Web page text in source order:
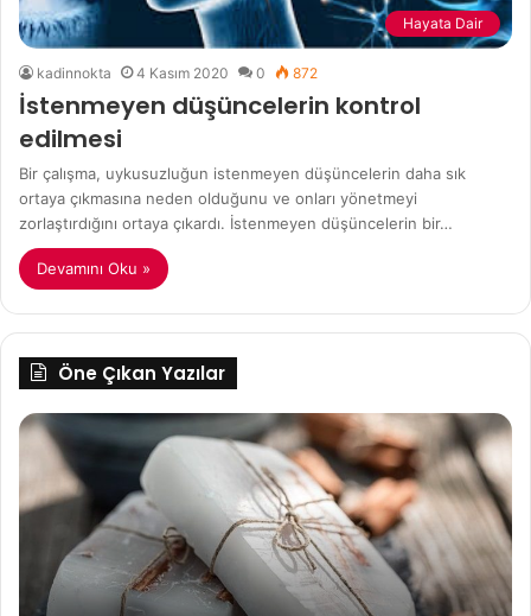
Hayata Dair
kadinnokta 4 Kasım 2020 0 872
İstenmeyen düşüncelerin kontrol
edilmesi
Bir çalışma, uykusuzluğun istenmeyen düşüncelerin daha sık
ortaya çıkmasına neden olduğunu ve onları yönetmeyi
zorlaştırdığını ortaya çıkardı. İstenmeyen düşüncelerin bir…
Devamını Oku »
Öne Çıkan Yazılar
Sabun
kullanmanın
önemi